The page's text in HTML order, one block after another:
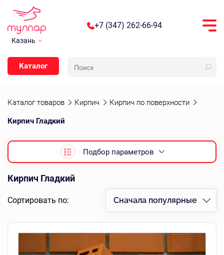
Казань
+7 (347) 262-66-94
Каталог
Каталог товаров Кирпич Кирпич по поверхности
Кирпич Гладкий
Подбор параметров
Кирпич Гладкий
Сортировать по: Сначала популярные